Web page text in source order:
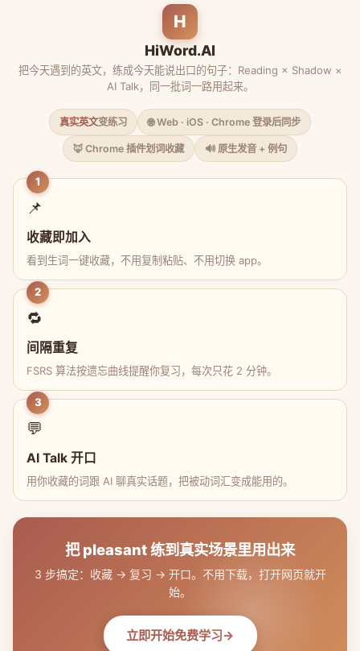
H
HiWord.AI
把今天遇到的英文，练成今天能说出口的句子：Reading × Shadow ×
AI Talk，同一批词一路用起来。
真实英文变练习 🌐 Web · iOS · Chrome 登录后同步
🦊 Chrome 插件划词收藏 🔊 原生发音 + 例句
1
📌
收藏即加入
看到生词一键收藏，不用复制粘贴、不用切换 app。
2
🔁
间隔重复
FSRS 算法按遗忘曲线提醒你复习，每次只花 2 分钟。
3
💬
AI Talk 开口
用你收藏的词跟 AI 聊真实话题，把被动词汇变成能用的。
把 pleasant 练到真实场景里用出来
3 步搞定：收藏 → 复习 → 开口。不用下载，打开网页就开
始。
立即开始免费学习